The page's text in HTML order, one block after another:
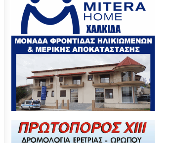
στο EviaZoom.gr: Η ένορκη κατάθεση
πρώην Εισαγγελέα Χαλκίδας:
«Διεφθαρμένοι στη Χαλκίδα όλοι οι
διοικούντες δημόσιοι λειτουργοί...»
(ΕΓΓΡΑΦΑ)
Μετά την Χαλκίδα έμεινε χωρίς νερό
και το Βασιλικό λόγω ξανά νέας
έκτακτης βλάβης...
Ζωή Κωνσταντοπούλου για σκάνδαλο
υποκλοπών: «Να κληθεί ο Εισαγγελέας
του Αρείου Πάγου Κ. Τζαβέλλας στην
Επιτροπή Θεσμών και Διαφάνειας της
Βουλής»